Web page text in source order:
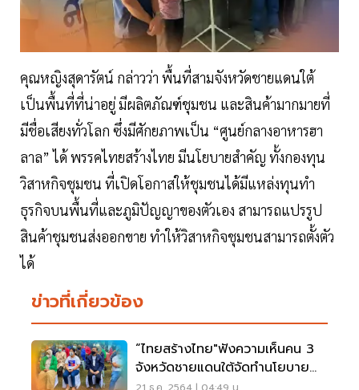
คุณหญิงสุดารัตน์ กล่าวว่า พื้นที่สามจังหวัดชายแดนใต้
เป็นพื้นที่ที่น่าอยู่ มีผลิตภัณฑ์ชุมชน และสินค้ามากมายที่
มีชื่อเสียงทั่วโลก ซึ่งมีศักยภาพเป็น “ศูนย์กลางอาหารฮา
ลาล” ได้ พรรคไทยสร้างไทย มีนโยบายสำคัญ ทั้งกองทุน
วิสาหกิจชุมชน ที่เปิดโอกาสให้ชุมชนได้มีแหล่งทุนทำ
ธุรกิจบนพื้นที่และภูมิปัญญาของตัวเอง สามารถแปรรูป
สินค้าชุมชนส่งออกขาย ทำให้วิสาหกิจชุมชนสามารถตั้งตัว
ได้
ข่าวที่เกี่ยวข้อง
“ไทยสร้างไทย"ฟังความเห็นคน 3
จังหวัดชายแดนใต้จัดทำนโยบาย
พรรค